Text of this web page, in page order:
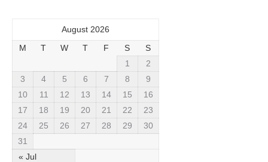
August 2026
M
T W T F S S
« Jul
1
2
3
4 5 6 7 8
9
10
11 12 13 14 15
16
17
18 19 20 21 22
23
24
25 26 27 28 29
30
31